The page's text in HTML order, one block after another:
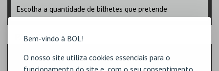
Bem-vindo à BOL!
O nosso site utiliza cookies essenciais para o
funcionamento do site e, com o seu consentimento,
Escolha a quantidade de bilhetes que pretende
PASSO- SECTOR
GERAL